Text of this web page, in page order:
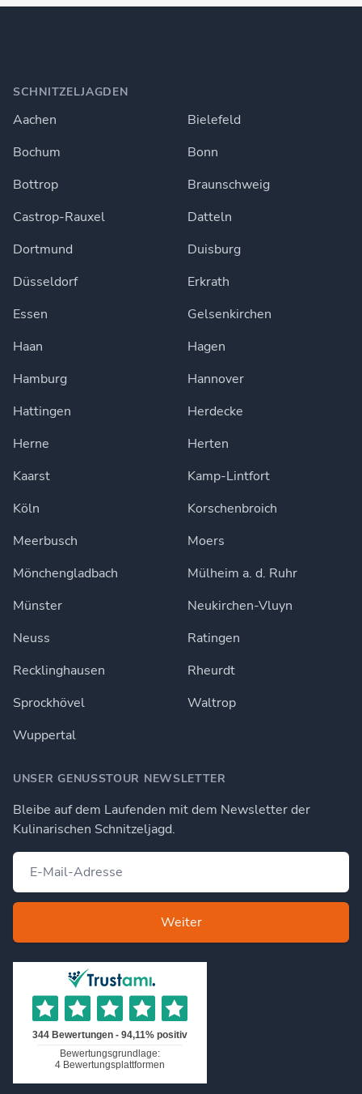
SCHNITZELJAGDEN
Aachen
Bielefeld
Bochum
Bonn
Bottrop
Braunschweig
Castrop-Rauxel
Datteln
Dortmund
Duisburg
Düsseldorf
Erkrath
Essen
Gelsenkirchen
Haan
Hagen
Hamburg
Hannover
Hattingen
Herdecke
Herne
Herten
Kaarst
Kamp-Lintfort
Köln
Korschenbroich
Meerbusch
Moers
Mönchengladbach
Mülheim a. d. Ruhr
Münster
Neukirchen-Vluyn
Neuss
Ratingen
Recklinghausen
Rheurdt
Sprockhövel
Waltrop
Wuppertal
UNSER GENUSSTOUR NEWSLETTER
Bleibe auf dem Laufenden mit dem Newsletter der
Kulinarischen Schnitzeljagd.
Weiter